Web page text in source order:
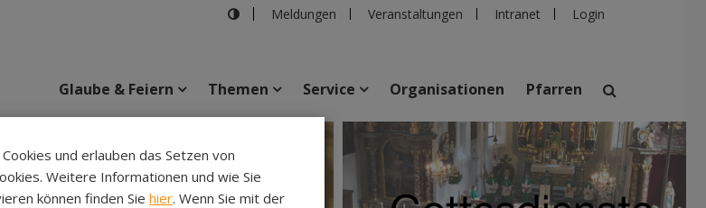
Meldungen Veranstaltungen Intranet Login
suchen
Veranstaltungen Personen Pfarren Einrichtungen
Glaube & Feiern Themen Service Organisationen Pfarren
und erlauben das Setzen von
Weitere Informationen und wie Sie
können finden Sie hier. Wenn Sie mit der